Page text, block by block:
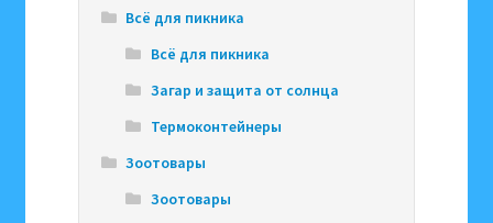
Всё для пикника
Всё для пикника
Загар и защита от солнца
Термоконтейнеры
Зоотовары
Зоотовары